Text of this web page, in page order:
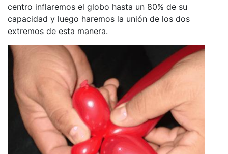
centro inflaremos el globo hasta un 80% de su
capacidad y luego haremos la unión de los dos
extremos de esta manera.